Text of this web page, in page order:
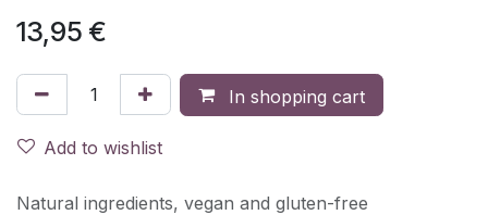
13,95 €
In shopping cart
Add to wishlist
Natural ingredients, vegan and gluten-free